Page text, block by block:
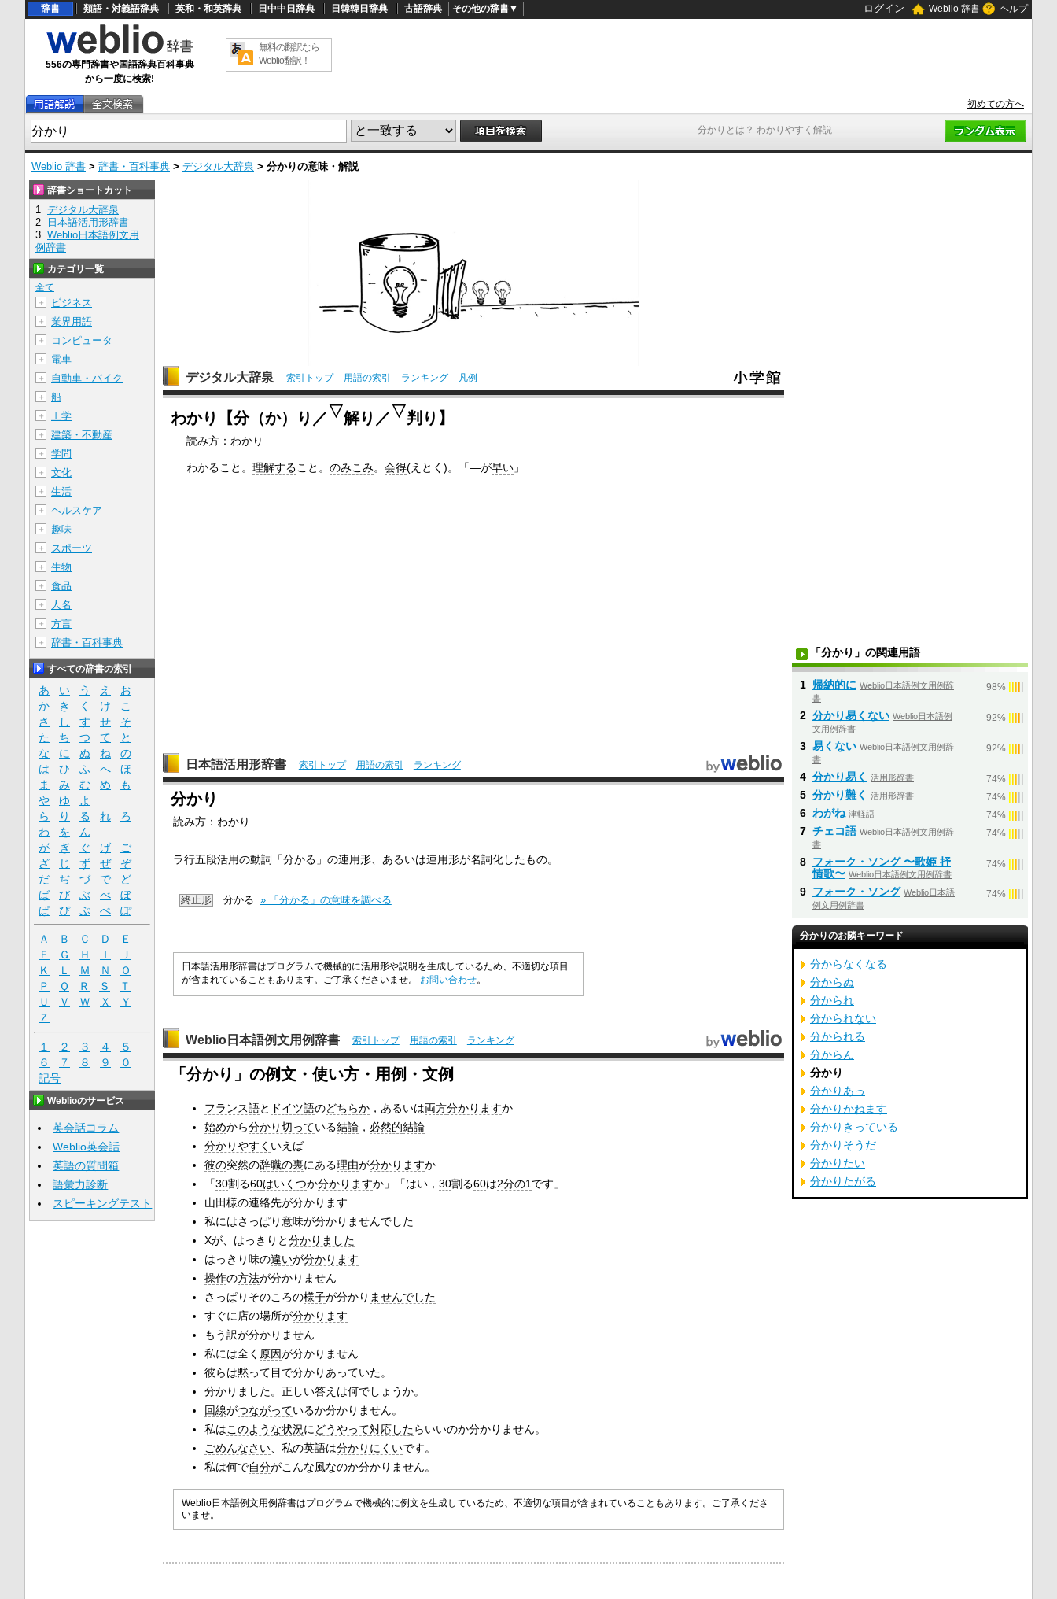
分かりとは？ わかりやすく解説
辞書 類語・対義語辞典 英和・和英辞典 日中中日辞典 日韓韓日辞典 古語辞典 その他の辞書▼ ログイン Weblio 辞書 ヘルプ
556の専門辞書や国語辞典百科事典
から一度に検索!
無料の翻訳なら
Weblio翻訳！
初めての方へ
Weblio 辞書 > 辞書・百科事典 > デジタル大辞泉 > 分かりの意味・解説
デジタル大辞泉 索引トップ 用語の索引 ランキング 凡例
わかり【分（か）り／▽解り／▽判り】
読み方：わかり
わかること。理解すること。のみこみ。会得(えとく)。「―が早い 」
日本語活用形辞書 索引トップ 用語の索引 ランキング
分かり
読み方：わかり
ラ行五段活用の動詞 「分かる 」の連用形、あるいは連用形が名詞化したもの。
終止形 分かる » 「分かる」の意味を調べる
日本語活用形辞書はプログラムで機械的に活用形や説明を生成しているため、不適切な項目
が含まれていることもあります。ご了承くださいませ。 お問い合わせ。
Weblio日本語例文用例辞書 索引トップ 用語の索引 ランキング
「分かり」の例文・使い方・用例・文例
フランス語と ドイツ語のどちらか，あるいは両方分かりますか
始めから分かり切っている結論， 必然的結論
分かりやすく いえば
彼の突然の辞職の裏にある理由が分かりますか
「30割る60はいくつか分かりますか」「はい， 30割る60は2分の1 です」
山田様の連絡先が分かります
私にはさっぱり意味が分かり ませんでした
Xが、はっきりと分かりました
はっきり味の違いが分かります
操作の方法が分かりません
さっぱりそのころの様子が分かり ませんでした
すぐに店の場所が分かります
もう訳が分かりません
私には全く 原因が分かりません
彼らは黙って目で分かりあっていた。
分かりました。 正しい答え は何でしょうか。
回線がつながっているか分かりません。
私はこのような状況に どうやって対応したらいいのか分かりません。
ごめんなさい、私の英語は分かりにくいです。
私は何で自分がこんな風なのか分かりません。
Weblio日本語例文用例辞書はプログラムで機械的に例文を生成しているため、不適切な項目が含まれていることもあります。ご了承くださ
いませ。
辞書ショートカット
1 デジタル大辞泉
2
日本語活用形辞書
3 Weblio日本語例文用
例辞書
カテゴリ一覧
全て
＋
ビジネス
＋ 業界用語
＋ コンピュータ
＋ 電車
＋ 自動車・バイク
＋ 船
＋ 工学
＋ 建築・不動産
＋ 学問
＋ 文化
＋ 生活
＋ ヘルスケア
＋ 趣味
＋ スポーツ
＋ 生物
＋ 食品
＋ 人名
＋ 方言
＋ 辞書・百科事典
すべての辞書の索引
あ い う え
お
か
き く け
こ
さ
し す せ
そ
た
ち つ て
と
な
に ぬ ね
の
は
ひ ふ へ
ほ
ま
み む め
も
や
ゆ
よ
ら
り る れ
ろ
わ
を
ん
が
ぎ ぐ げ
ご
ざ
じ ず ぜ
ぞ
だ
ぢ づ で
ど
ば
び ぶ べ
ぼ
ぱ
ぴ ぷ ぺ ぽ
Ａ Ｂ Ｃ Ｄ
Ｅ
Ｆ
Ｇ Ｈ Ｉ
Ｊ
Ｋ
Ｌ Ｍ Ｎ
Ｏ
Ｐ
Ｑ Ｒ Ｓ
Ｔ
Ｕ
Ｖ Ｗ Ｘ
Ｙ
Ｚ
１ ２ ３ ４
５
６
７ ８ ９
０
記号
Weblioのサービス
英会話コラム
Weblio英会話
英語の質問箱
語彙力診断
スピーキングテスト
「分かり」の関連用語
1 帰納的に Weblio日本語例文用例辞
書
98%
2 分かり易くない Weblio日本語例
文用例辞書
92%
3 易くない Weblio日本語例文用例辞
書
92%
4 分かり易く 活用形辞書 74%
5 分かり難く 活用形辞書 74%
6 わがね 津軽語 74%
7 チェコ語 Weblio日本語例文用例辞
書
74%
8 フォーク・ソング 〜歌姫 抒
情歌〜 Weblio日本語例文用例辞書
74%
9 フォーク・ソング Weblio日本語
例文用例辞書
74%
分かりのお隣キーワード
分からなくなる
分からぬ
分かられ
分かられない
分かられる
分からん
分かり
分かりあっ
分かりかねます
分かりきっている
分かりそうだ
分かりたい
分かりたがる